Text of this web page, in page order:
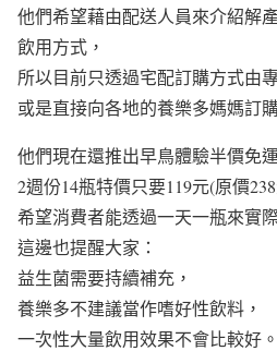
他們希望藉由配送人員來介紹解
飲用方式，
所以目前只透過宅配訂購方式由
或是直接向各地的養樂多媽媽訂
他們現在還推出早鳥體驗半價免
2週份14瓶特價只要119元(原價238
希望消費者能透過一天一瓶來實
這邊也提醒大家：
益生菌需要持續補充，
養樂多不建議當作嗜好性飲料，
一次性大量飲用效果不會比較好。